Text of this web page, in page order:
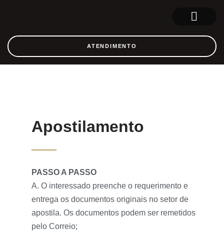
ATENDIMENTO
Apostilamento
PASSO A PASSO
A. O interessado preenche o requerimento e
entrega os documentos originais no setor de
apostila. Os documentos podem ser remetidos
pelo Correio;